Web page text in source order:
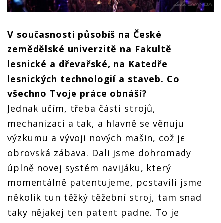
V současnosti působíš na České
zemědělské univerzitě na Fakultě
lesnické a dřevařské, na Katedře
lesnických technologií a staveb. Co
všechno Tvoje práce obnáší?
Jednak učím, třeba části strojů,
mechanizaci a tak, a hlavně se věnuju
výzkumu a vývoji nových mašin, což je
obrovská zábava. Dali jsme dohromady
úplně novej systém navijáku, který
momentálně patentujeme, postavili jsme
několik tun těžký těžební stroj, tam snad
taky nějakej ten patent padne. To je